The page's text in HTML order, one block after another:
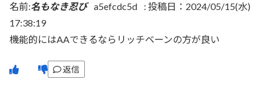
名前:名もなき忍び a5efcdc5d : 投稿日：2024/05/15(水)
17:38:19
機能的にはAAできるならリッチベーンの方が良い
返信